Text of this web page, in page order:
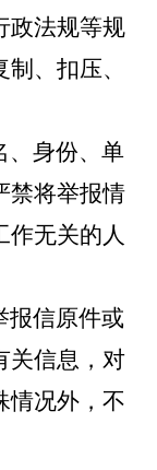
政法规等规
、扣压、
、身份、单
禁将举报情
作无关的人
信原件或
关信息，对
情况外，不